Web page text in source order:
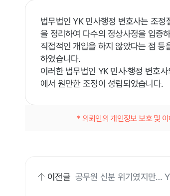
법무법인 YK 민사행정 변호사는 조
을 정리하여 다수의 정상사정을 입증
직접적인 개입을 하지 않았다는 점
하였습니다.
이러한 법무법인 YK 민사·행정 변호
에서 원만한 조정이 성립되었습니다.
* 의뢰인의 개인정보 보호 및
이전글 공무원 신분 위기였지만…